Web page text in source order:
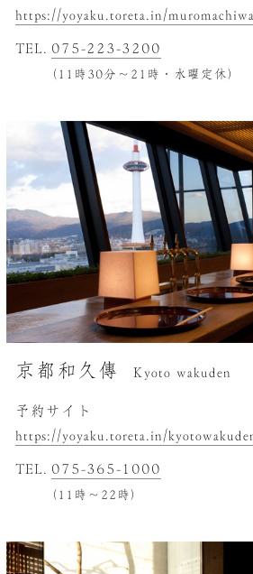
https://yoyaku.toreta.in/
TEL. 075-223-3200
（11時30分～21時・水曜定休）
京都和久傳 Kyoto wakuden
予約サイト
https://yoyaku.toreta.in/
TEL. 075-365-1000
（11時～22時）